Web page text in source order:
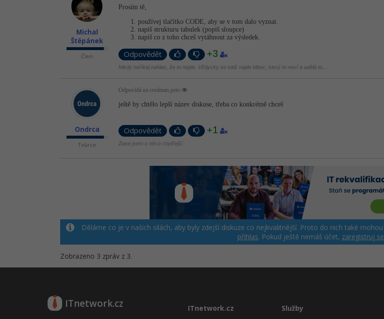
Michal
Štěpánek
Člen
Prosím tě,
používej tlačítko CODE, aby se v tom dalo vyznat.
napiš strukturu tabulek (popiš sloupce)
napiš co z toho chceš vytáhnout za výsledek.
Odpovědět +3
Nikdy neříkej nahlas, že to nejde. Vždycky se totiž najde blbec, který to neví a udělá to...
Ondrca
Tvůrce
Odpovídá na coolman.peto
ještě by chtělo lepší název diskuse, třeba co konkrétně chceš
Odpovědět +1
Zase jsem o něco chytřejší
Děláme co je v našich silách, aby byly zdejší diskuze co nejkvalitnější. Proto do nich také
přihlas. Pokud ještě nemáš účet, zaregistruj se
Zobrazeno 3 zpráv z 3.
ITnetwork.cz ITnetwork.cz Služby